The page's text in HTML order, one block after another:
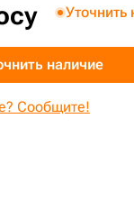
Уточнить
наличие
Сообщите!